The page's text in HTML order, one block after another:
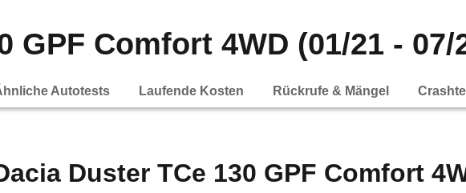
GPF Comfort 4WD (01/21 - 07/
Autotests Laufende Kosten Rückrufe & Mängel
Duster TCe 130 GPF Comfort